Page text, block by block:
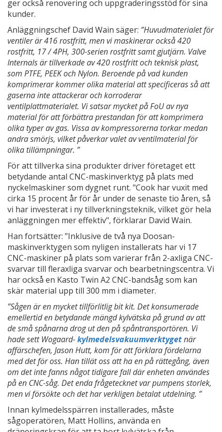
ger också renovering och uppgraderingsstöd för sina
kunder.
Anläggningschef David Wain säger: ”Huvudmaterialet för
ventiler är 416 rostfritt, men vi maskinerar också 420
rostfritt, 17 / 4PH, 300-serien rostfritt samt gjutjärn. Valve
Internals är tillverkade av 420 rostfritt och teknisk plast,
som PTFE, PEEK och Nylon. Beroende på vad kunden
komprimerar kommer olika material att specificeras så att
gaserna inte attackerar och korroderar
ventilplattmaterialet. Vi satsar mycket på FoU av nya
material för att förbättra prestandan för att komprimera
olika typer av gas. Vissa av kompressorerna torkar medan
andra smörjs, vilket påverkar valet av ventilmaterial för
olika tillämpningar. ”
För att tillverka sina produkter driver företaget ett
betydande antal CNC-maskinverktyg på plats med
nyckelmaskiner som dygnet runt. "Cook har vuxit med
cirka 15 procent år för år under de senaste tio åren, så
vi har investerat i ny tillverkningsteknik, vilket gör hela
anläggningen mer effektiv", förklarar David Wain.
Han fortsätter: ”Inklusive de två nya Doosan-
maskinverktygen som nyligen installerats har vi 17
CNC-maskiner på plats som varierar från 2-axliga CNC-
svarvar till fleraxliga svarvar och bearbetningscentra. Vi
har också en Kasto Twin A2 CNC-bandsåg som kan
skär material upp till 300 mm i diameter.
”Sågen är en mycket tillförlitlig bit kit. Det konsumerade
emellertid en betydande mängd kylvätska på grund av att
de små spånarna drog ut den på spåntransportören. Vi
hade sett Wogaard-kylmedelsvakuumverktygetnär
affärschefen, Jason Hutt, kom för att förklara fördelarna
med det för oss. Han tillät oss att ha en på rättegång, även
om det inte fanns något tidigare fall där enheten användes
på en CNC-såg. Det enda frågetecknet var pumpens storlek,
men vi försökte och det har verkligen betalat utdelning. ”
Innan kylmedelsspärren installerades, måste
sågoperatören, Matt Hollins, använda en